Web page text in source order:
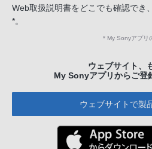
Web取扱説明書をどこでも確認でき
*。
＊ My Sonyアプリ
ウェブサイト、
My Sonyアプリからご登
ウェブサイトで製